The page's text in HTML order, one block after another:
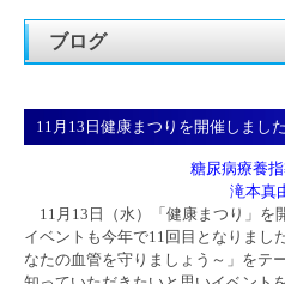
ブログ
11月13日健康まつりを開催しました
糖尿病療養
滝本真
11月13日（水）「健康まつり」を
イベントも今年で11回目となりまし
なたの血管を守りましょう～」をテ